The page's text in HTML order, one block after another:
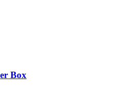
Box